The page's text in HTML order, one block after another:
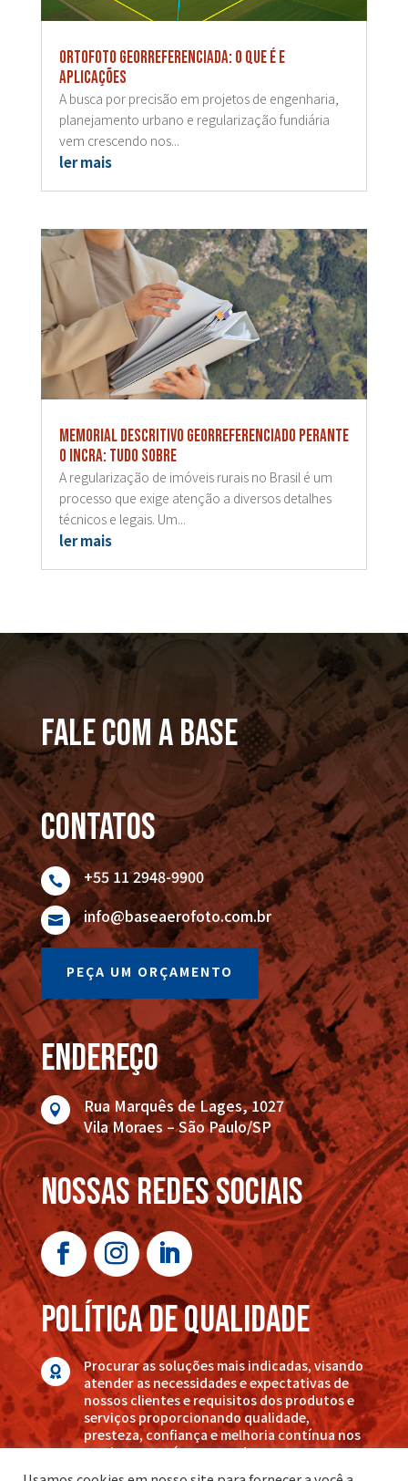
Ortofoto georreferenciada: o que é e
aplicações
A busca por precisão em projetos de engenharia,
planejamento urbano e regularização fundiária
vem crescendo nos...
ler mais
Memorial descritivo georreferenciado perante
o Incra: tudo sobre
A regularização de imóveis rurais no Brasil é um
processo que exige atenção a diversos detalhes
técnicos e legais. Um...
ler mais
FALE COM A BASE
Contatos
 +55 11 2948-9900
 info@baseaerofoto.com.br
PEÇA UM ORÇAMENTO
endereço

Rua Marquês de Lages, 1027
Vila Moraes – São Paulo/SP
nossas redes sociais
POLÍTICA DE QUALIDADE

Procurar as soluções mais indicadas, visando
atender as necessidades e expectativas de
nossos clientes e requisitos dos produtos e
serviços proporcionando qualidade,
presteza, confiança e melhoria contínua nos
serviços por nós executados.